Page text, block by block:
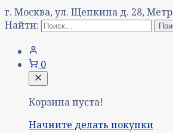
г. Москва, ул. Щепкина д. 28,
Найти:
0
Корзина пуста!
Начните делать покупки